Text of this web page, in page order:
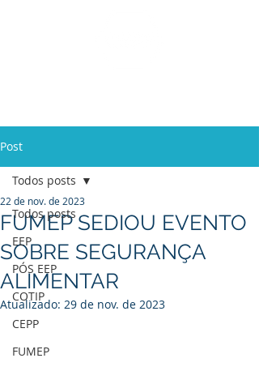
Post
Todos posts
EEP
PÓS EEP
COTIP
CEPP
FUMEP
Todos posts
FUMEP SEDIOU EVENTO
SOBRE SEGURANÇA
ALIMENTAR
22 de nov. de 2023
Atualizado: 29 de nov. de 2023